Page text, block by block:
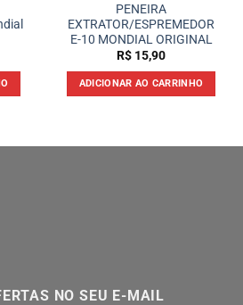
PENEIRA
EXTRATOR/ESPREMEDOR
E-10 MONDIAL ORIGINAL
R$ 15,90
ADICIONAR AO CARRINHO
NO SEU E-MAIL